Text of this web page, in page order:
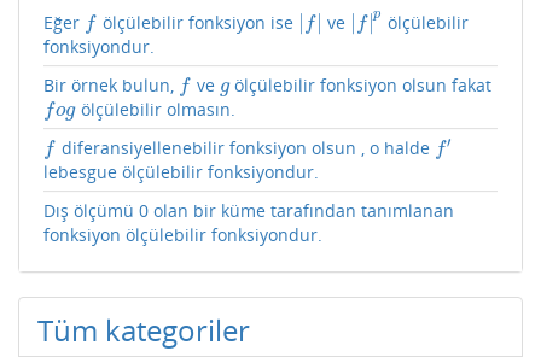
Eğer f
f ölçülebilir fonksiyon ise | f|
f| ve | f|p
f|p ölçülebilir
fonksiyondur.
Bir örnek bulun, f
f ve g
gölçülebilir fonksiyon olsun fakat
fog
fog ölçülebilir olmasın.
f
f diferansiyellenebilir fonksiyon olsun , o halde f′
f′
lebesgue ölçülebilir fonksiyondur.
Dış ölçümü 0 olan bir küme tarafından tanımlanan
fonksiyon ölçülebilir fonksiyondur.
Tüm kategoriler